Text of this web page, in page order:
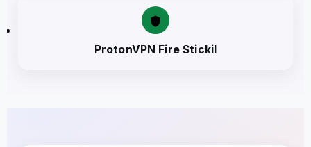
ProtonVPN Fire Stickil